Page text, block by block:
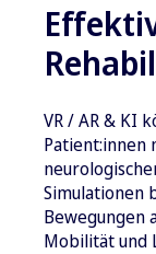
VR / AR & KI
Simulationen
Bewegungen
Mobilität und